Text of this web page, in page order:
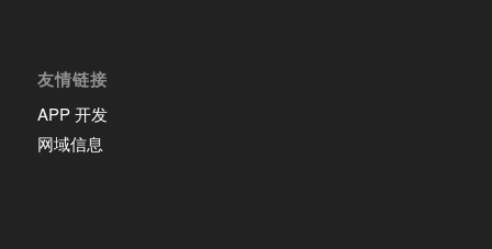
友情链接
APP 开发
网域信息